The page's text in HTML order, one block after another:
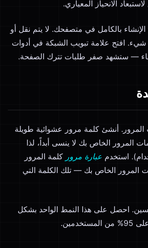
الانحياز المعياري.
بالكامل في متصفحك. لا يتم نقل أو
افتح علامة تبويب الشبكة في أدوات
— ستشهد صفر طلبات تترك الصفحة.
أنشئ كلمة مرور عشوائية طويلة
المرور الخاص بك لا ينسى أبداً، لذا
استخدم عبارة مرور كلمة المرور
المرور الخاص بك — تلك الكلمة التي
احصل على هذا النمط الواحد بشكل